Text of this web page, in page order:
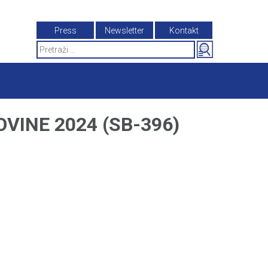
Press Newsletter
Kontakt
Search
for:
2024 (SB-396)